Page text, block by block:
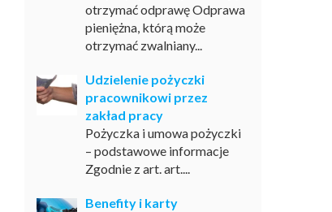
otrzymać odprawę Odprawa
pieniężna, którą może
otrzymać zwalniany...
Udzielenie pożyczki
pracownikowi przez
zakład pracy
Pożyczka i umowa pożyczki
– podstawowe informacje
Zgodnie z art. art....
Benefity i karty